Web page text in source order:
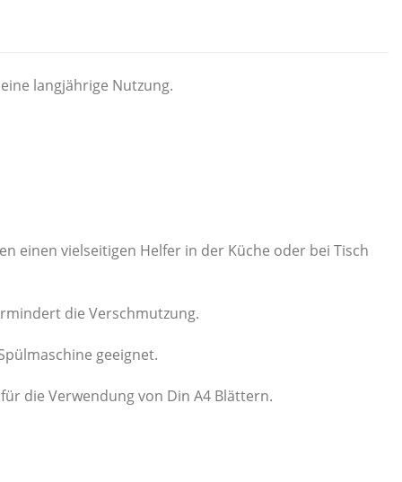
langjährige Nutzung.
einen vielseitigen Helfer in der Küche oder bei Tisch
die Verschmutzung.
geeignet.
die Verwendung von Din A4 Blättern.